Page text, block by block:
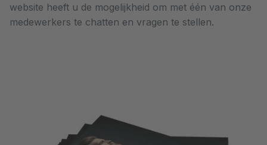
website heeft u de mogelijkheid om met één van onze
medewerkers te chatten en vragen te stellen.